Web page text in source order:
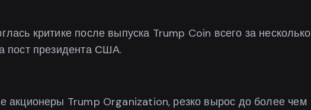
критике после выпуска Trump Coin всего за несколько
пост президента США.
акционеры Trump Organization, резко вырос до более чем